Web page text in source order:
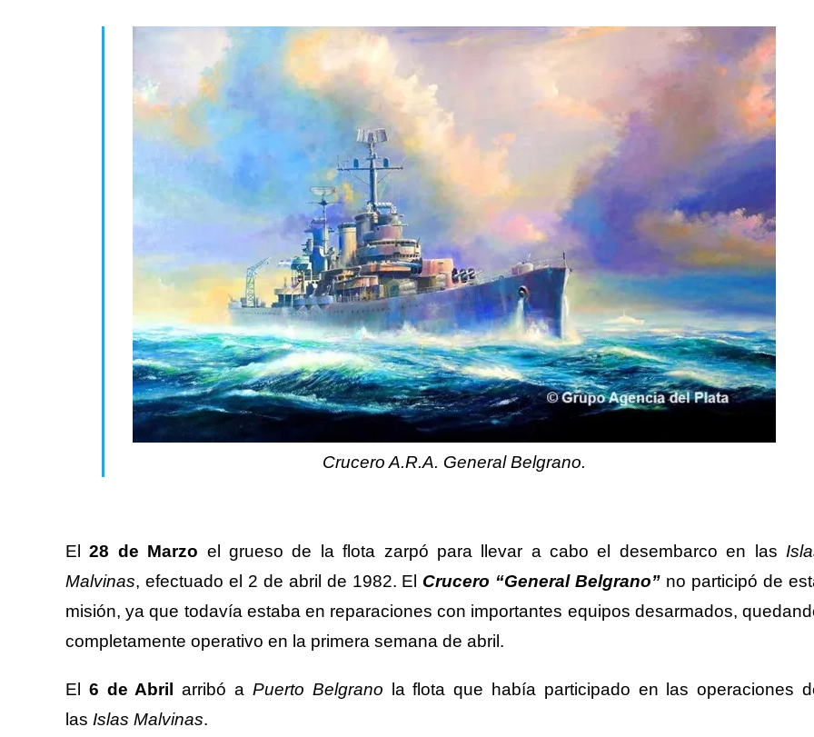
Crucero A.R.A. General Belgrano.
El28 de Marzo el grueso de la flota zarpó para llevar a cabo el desembarco en las
Malvinas, efectuado el 2 de abril de 1982. El Crucero “General Belgrano” no participó de
misión, ya que todavía estaba en reparaciones con importantes equipos desarmados,
completamente operativo en la primera semana de abril.
El 6 de Abril arribó a Puerto Belgrano la flota que había participado en las operaciones
las Islas Malvinas.